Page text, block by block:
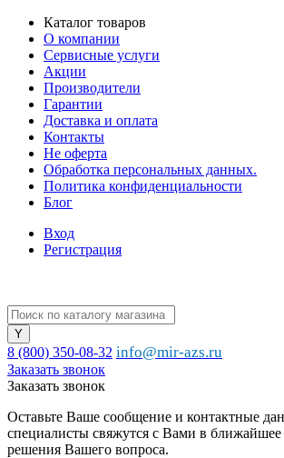
Каталог товаров
О компании
Сервисные услуги
Акции
Производители
Гарантии
Доставка и оплата
Контакты
Не оферта
Обработка персональных данных.
Политика конфиденциальности
Блог
Вход
Регистрация
8 (800) 350-08-32 info@mir-azs.ru
Заказать звонок
Заказать звонок
Оставьте Ваше сообщение и контактные
специалисты свяжутся с Вами в ближайшее
решения Вашего вопроса.